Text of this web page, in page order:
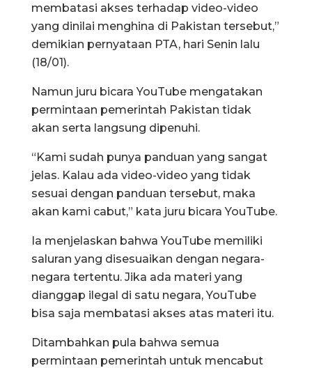
membatasi akses terhadap video-video
yang dinilai menghina di Pakistan tersebut,”
demikian pernyataan PTA, hari Senin lalu
(18/01).
Namun juru bicara YouTube mengatakan
permintaan pemerintah Pakistan tidak
akan serta langsung dipenuhi.
“Kami sudah punya panduan yang sangat
jelas. Kalau ada video-video yang tidak
sesuai dengan panduan tersebut, maka
akan kami cabut,” kata juru bicara YouTube.
Ia menjelaskan bahwa YouTube memiliki
saluran yang disesuaikan dengan negara-
negara tertentu. Jika ada materi yang
dianggap ilegal di satu negara, YouTube
bisa saja membatasi akses atas materi itu.
Ditambahkan pula bahwa semua
permintaan pemerintah untuk mencabut